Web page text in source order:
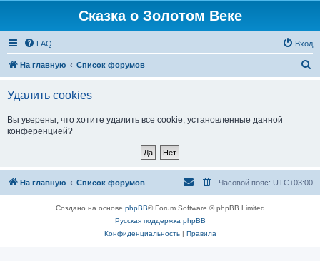
Сказка о Золотом Веке
FAQ Вход
На главную Список форумов
Удалить cookies
Вы уверены, что хотите удалить все cookie, установленные данной
конференцией?
На главную Список форумов Часовой пояс: UTC+03:00
Создано на основе phpBB® Forum Software © phpBB Limited
Русская поддержка phpBB
Конфиденциальность| Правила